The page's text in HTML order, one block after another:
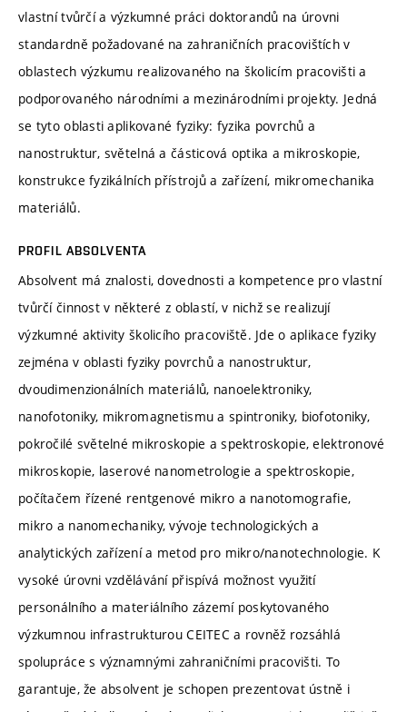
vlastní tvůrčí a výzkumné práci doktorandů na úrovni
standardně požadované na zahraničních pracovištích v
oblastech výzkumu realizovaného na školicím pracovišti a
podporovaného národními a mezinárodními projekty. Jedná
se tyto oblasti aplikované fyziky: fyzika povrchů a
nanostruktur, světelná a částicová optika a mikroskopie,
konstrukce fyzikálních přístrojů a zařízení, mikromechanika
materiálů.
PROFIL ABSOLVENTA
Absolvent má znalosti, dovednosti a kompetence pro vlastní
tvůrčí činnost v některé z oblastí, v nichž se realizují
výzkumné aktivity školicího pracoviště. Jde o aplikace fyziky
zejména v oblasti fyziky povrchů a nanostruktur,
dvoudimenzionálních materiálů, nanoelektroniky,
nanofotoniky, mikromagnetismu a spintroniky, biofotoniky,
pokročilé světelné mikroskopie a spektroskopie, elektronové
mikroskopie, laserové nanometrologie a spektroskopie,
počítačem řízené rentgenové mikro a nanotomografie,
mikro a nanomechaniky, vývoje technologických a
analytických zařízení a metod pro mikro/nanotechnologie. K
vysoké úrovni vzdělávání přispívá možnost využití
personálního a materiálního zázemí poskytovaného
výzkumnou infrastrukturou CEITEC a rovněž rozsáhlá
spolupráce s významnými zahraničními pracovišti. To
garantuje, že absolvent je schopen prezentovat ústně i